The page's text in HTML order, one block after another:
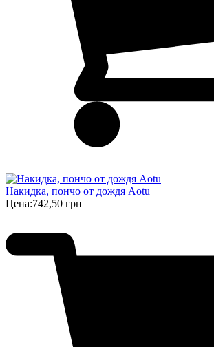
Накидка, пончо от дождя Aotu
Цена:742,50 грн